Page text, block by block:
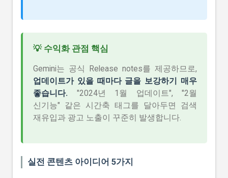
💡 수익화 관점 핵심
Gemini는 공식 Release notes를 제공하므로,
업데이트가 있을 때마다 글을 보강하기 매우
좋습니다. "2024년 1월 업데이트", "2월
신기능" 같은 시간축 태그를 달아두면 검색
재유입과 광고 노출이 꾸준히 발생합니다.
실전 콘텐츠 아이디어 5가지